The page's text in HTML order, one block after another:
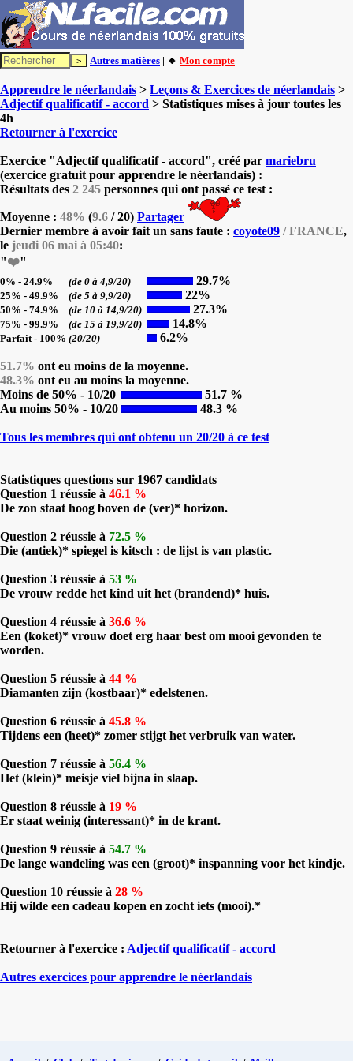
Autres matières | 🔸 Mon compte
Apprendre le néerlandais > Leçons & Exercices de néerlandais >
Adjectif qualificatif - accord > Statistiques mises à jour toutes les
4h
Retourner à l'exercice
Exercice "Adjectif qualificatif - accord", créé par mariebru
(exercice gratuit pour apprendre le néerlandais) :
Résultats des 2 245 personnes qui ont passé ce test :
Moyenne : 48% (9.6 / 20) Partager
Dernier membre à avoir fait un sans faute : coyote09 / FRANCE,
le jeudi 06 mai à 05:40:
"❤️"
0% - 24.9% (de 0 à 4,9/20) 29.7%
25% - 49.9% (de 5 à 9,9/20) 22%
50% - 74.9% (de 10 à 14,9/20) 27.3%
75% - 99.9% (de 15 à 19,9/20) 14.8%
Parfait - 100% (20/20) 6.2%
51.7% ont eu moins de la moyenne.
48.3% ont eu au moins la moyenne.
Moins de 50% - 10/20
51.7 %
Au moins 50% - 10/20
48.3 %
Tous les membres qui ont obtenu un 20/20 à ce test
Statistiques questions sur 1967 candidats
Question 1 réussie à 46.1 %
De zon staat hoog boven de (ver)* horizon.
Question 2 réussie à 72.5 %
Die (antiek)* spiegel is kitsch : de lijst is van plastic.
Question 3 réussie à 53 %
De vrouw redde het kind uit het (brandend)* huis.
Question 4 réussie à 36.6 %
Een (koket)* vrouw doet erg haar best om mooi gevonden te
worden.
Question 5 réussie à 44 %
Diamanten zijn (kostbaar)* edelstenen.
Question 6 réussie à 45.8 %
Tijdens een (heet)* zomer stijgt het verbruik van water.
Question 7 réussie à 56.4 %
Het (klein)* meisje viel bijna in slaap.
Question 8 réussie à 19 %
Er staat weinig (interessant)* in de krant.
Question 9 réussie à 54.7 %
De lange wandeling was een (groot)* inspanning voor het kindje.
Question 10 réussie à 28 %
Hij wilde een cadeau kopen en zocht iets (mooi).*
Retourner à l'exercice : Adjectif qualificatif - accord
Autres exercices pour apprendre le néerlandais